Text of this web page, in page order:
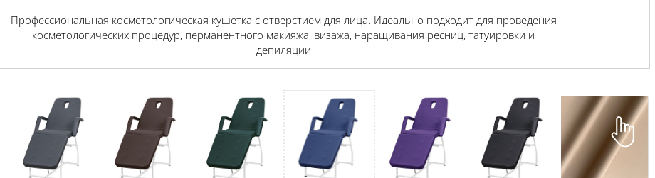
Профессиональная косметологическая кушетка с отверстием для лица. Идеально подходит для проведения
косметологических процедур, перманентного макияжа, визажа, наращивания ресниц, татуировки и
депиляции